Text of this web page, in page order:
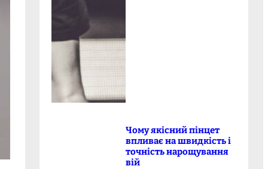
Чому якісний пінцет
впливає на швидкість і
точність нарощування
вій